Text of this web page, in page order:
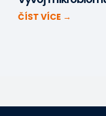
ČÍST VÍCE →